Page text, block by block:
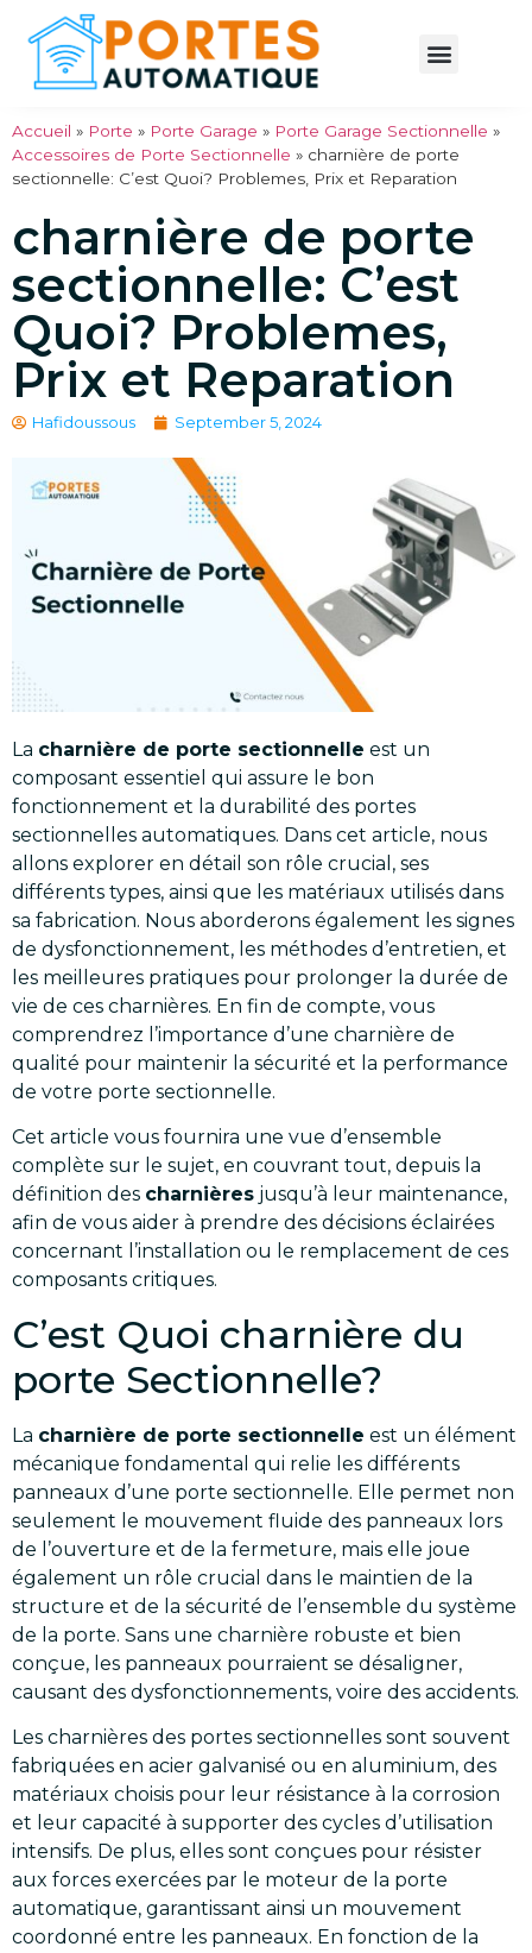
Accueil » Porte » Porte Garage » Porte Garage Sectionnelle »
Accessoires de Porte Sectionnelle » charnière de porte
sectionnelle: C’est Quoi? Problemes, Prix et Reparation
charnière de porte
sectionnelle: C’est
Quoi? Problemes,
Prix et Reparation
Hafidoussous September 5, 2024
La charnière de porte sectionnelle est un
composant essentiel qui assure le bon
fonctionnement et la durabilité des portes
sectionnelles automatiques. Dans cet article, nous
allons explorer en détail son rôle crucial, ses
différents types, ainsi que les matériaux utilisés dans
sa fabrication. Nous aborderons également les signes
de dysfonctionnement, les méthodes d’entretien, et
les meilleures pratiques pour prolonger la durée de
vie de ces charnières. En fin de compte, vous
comprendrez l’importance d’une charnière de
qualité pour maintenir la sécurité et la performance
de votre porte sectionnelle.
Cet article vous fournira une vue d’ensemble
complète sur le sujet, en couvrant tout, depuis la
définition des charnières jusqu’à leur maintenance,
afin de vous aider à prendre des décisions éclairées
concernant l’installation ou le remplacement de ces
composants critiques.
C’est Quoi charnière du
porte Sectionnelle?
La charnière de porte sectionnelle est un élément
mécanique fondamental qui relie les différents
panneaux d’une porte sectionnelle. Elle permet non
seulement le mouvement fluide des panneaux lors
de l’ouverture et de la fermeture, mais elle joue
également un rôle crucial dans le maintien de la
structure et de la sécurité de l’ensemble du système
de la porte. Sans une charnière robuste et bien
conçue, les panneaux pourraient se désaligner,
causant des dysfonctionnements, voire des accidents.
Les charnières des portes sectionnelles sont souvent
fabriquées en acier galvanisé ou en aluminium, des
matériaux choisis pour leur résistance à la corrosion
et leur capacité à supporter des cycles d’utilisation
intensifs. De plus, elles sont conçues pour résister
aux forces exercées par le moteur de la porte
automatique, garantissant ainsi un mouvement
coordonné entre les panneaux. En fonction de la